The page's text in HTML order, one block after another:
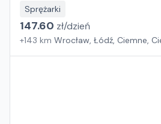
Sprężarki
147.60 zł/dzień
+143 km Wrocław, Łódź, Ciemne,